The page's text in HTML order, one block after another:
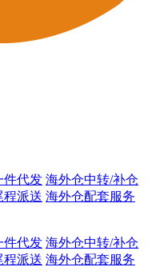
件代发 海外仓中转/补仓
程派送 海外仓配套服务
件代发 海外仓中转/补仓
程派送 海外仓配套服务